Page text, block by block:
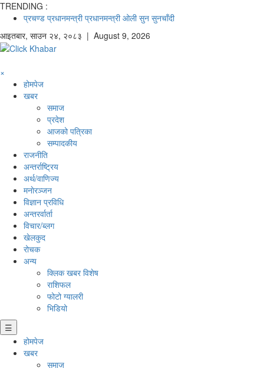
TRENDING :
प्रचण्ड प्रधानमन्त्री प्रधानमन्त्री ओली सुन सुनचाँदी
आइतबार, साउन २४, २०८३ | August 9, 2026
×
होमपेज
खबर
समाज
प्रदेश
आजको पत्रिका
सम्पादकीय
राजनीति
अन्तर्राष्ट्रिय
अर्थ/वाणिज्य
मनाेरञ्जन
विज्ञान प्रविधि
अन्तरर्वार्ता
विचार/ब्लग
खेलकुद
रोचक
अन्य
क्लिक खबर विशेष
राशिफल
फोटो ग्यालरी
भिडियो
☰
होमपेज
खबर
समाज